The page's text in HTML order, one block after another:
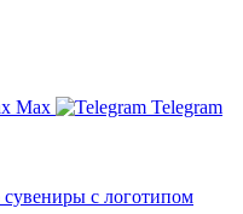
Max
Telegram